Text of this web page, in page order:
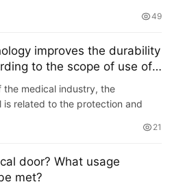
49
improves the durability
to the scope of use of
medical industry, the
related to the protection and
21
door? What usage
met?